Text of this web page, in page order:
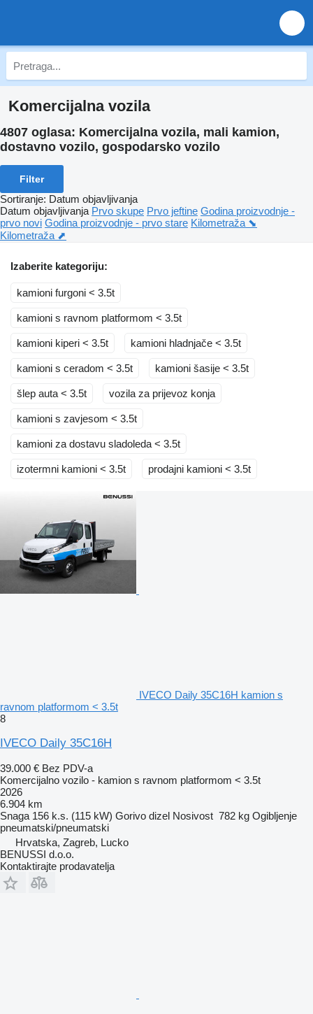
Komercijalna vozila
4807 oglasa: Komercijalna vozila, mali kamion,
dostavno vozilo, gospodarsko vozilo
Filter
Sortiranje: Datum objavljivanja
Datum objavljivanja Prvo skupe Prvo jeftine Godina proizvodnje -
prvo novi Godina proizvodnje - prvo stare Kilometraža ⬊
Kilometraža ⬈
Izaberite kategoriju:
kamioni furgoni < 3.5t
kamioni s ravnom platformom < 3.5t
kamioni kiperi < 3.5t kamioni hladnjače < 3.5t
kamioni s ceradom < 3.5t kamioni šasije < 3.5t
šlep auta < 3.5t vozila za prijevoz konja
kamioni s zavjesom < 3.5t
kamioni za dostavu sladoleda < 3.5t
izotermni kamioni < 3.5t prodajni kamioni < 3.5t
IVECO Daily 35C16H kamion s
ravnom platformom < 3.5t
8
IVECO Daily 35C16H
39.000 € Bez PDV-a
Komercijalno vozilo - kamion s ravnom platformom < 3.5t
2026
6.904 km
Snaga 156 k.s. (115 kW) Gorivo dizel Nosivost 782 kg Ogibljenje
pneumatski/pneumatski
Hrvatska, Zagreb, Lucko
BENUSSI d.o.o.
Kontaktirajte prodavatelja